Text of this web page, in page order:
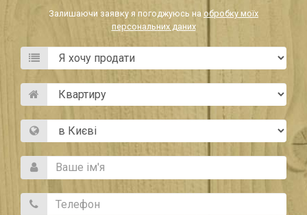
Залишаючи заявку я погоджуюсь на обробку моїх
персональних даних